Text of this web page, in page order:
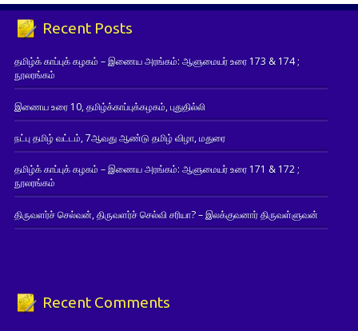
Recent Posts
தமிழ்க் காப்புக் கழகம் – இணைய அரங்கம்: ஆளுமையர் உரை 173 & 174 ;
நூலரங்கம்
இணைய உரை 10, தமிழ்க்காப்புக்கழகம், புதுதில்லி
நட்பு தமிழ் வட்டம், 7ஆவது ஆண்டு தமிழ் விழா, மதுரை
தமிழ்க் காப்புக் கழகம் – இணைய அரங்கம்: ஆளுமையர் உரை 171 & 172 ;
நூலரங்கம்
திருவளர்ச் செல்வன், திருவளர்ச் செல்வி சரியா? – இலக்குவனார் திருவள்ளுவன்
Recent Comments